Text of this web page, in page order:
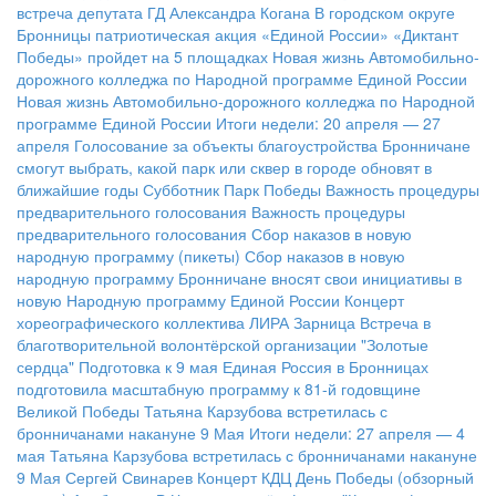
встреча депутата ГД Александра Когана В городском округе
Бронницы патриотическая акция «Единой России» «Диктант
Победы» пройдет на 5 площадках Новая жизнь Автомобильно-
дорожного колледжа по Народной программе Единой России
Новая жизнь Автомобильно-дорожного колледжа по Народной
программе Единой России Итоги недели: 20 апреля — 27
апреля Голосование за объекты благоустройства Бронничане
смогут выбрать, какой парк или сквер в городе обновят в
ближайшие годы Субботник Парк Победы Важность процедуры
предварительного голосования Важность процедуры
предварительного голосования Сбор наказов в новую
народную программу (пикеты) Сбор наказов в новую
народную программу Бронничане вносят свои инициативы в
новую Народную программу Единой России Концерт
хореографического коллектива ЛИРА Зарница Встреча в
благотворительной волонтёрской организации "Золотые
сердца" Подготовка к 9 мая Единая Россия в Бронницах
подготовила масштабную программу к 81-й годовщине
Великой Победы Татьяна Карзубова встретилась с
бронничанами накануне 9 Мая Итоги недели: 27 апреля — 4
мая Татьяна Карзубова встретилась с бронничанами накануне
9 Мая Сергей Свинарев Концерт КДЦ День Победы (обзорный